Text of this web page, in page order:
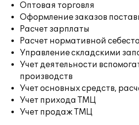
Оптовая торговля
Оформление заказов
Расчет зарплаты
Расчет нормативной
Управление складскими
Учет деятельности
производств
Учет основных средств,
Учет прихода ТМЦ
Учет продаж ТМЦ